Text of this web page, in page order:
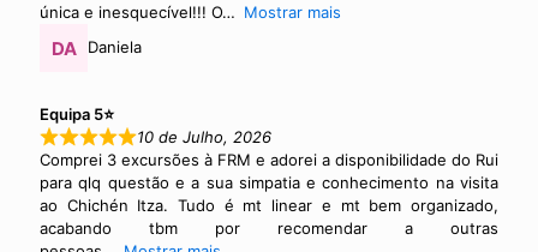
única e inesquecível!!! O
Mostrar mais
Daniela
Equipa 5⭐
10 de Julho, 2026
Comprei 3 excursões à FRM e adorei a disponibilidade do Rui
para qlq questão e a sua simpatia e conhecimento na visita
ao Chichén Itza. Tudo é mt linear e mt bem organizado,
acabando tbm por recomendar a outras